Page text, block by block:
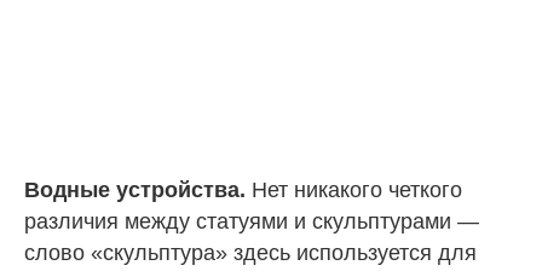
Водные устройства. Нет никакого четкого
различия между статуями и скульптурами —
слово «скульптура» здесь используется для